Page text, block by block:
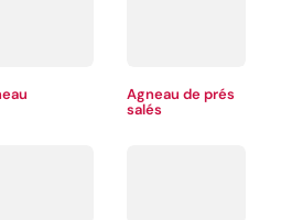
Agneau de prés
salés